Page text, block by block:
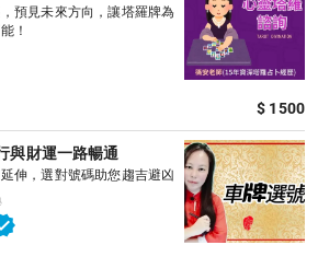
預見未來方向，讓塔羅牌為
！
$ 1500
與財運一路暢通
伸，選對號碼助您趨吉避凶